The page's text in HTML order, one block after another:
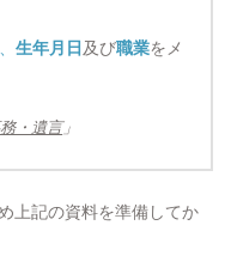
、生年月日及び職業をメ
・遺言」
上記の資料を準備してか